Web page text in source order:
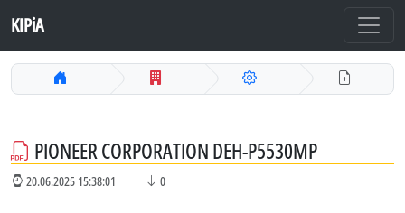
KIPiA
PIONEER CORPORATION DEH-P5530MP
20.06.2025 15:38:01 0